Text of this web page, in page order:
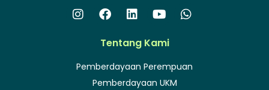
Tentang Kami
Pemberdayaan Perempuan
Pemberdayaan UKM